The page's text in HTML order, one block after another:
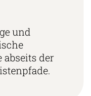
und
abseits der